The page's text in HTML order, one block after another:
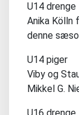
U14 drenge
Anika Kölln
denne
U14 piger
Viby og
Mikkel G.